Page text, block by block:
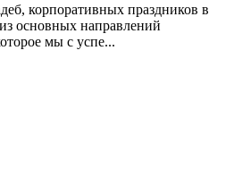
корпоративных праздников в
основных направлений
мы с успе...